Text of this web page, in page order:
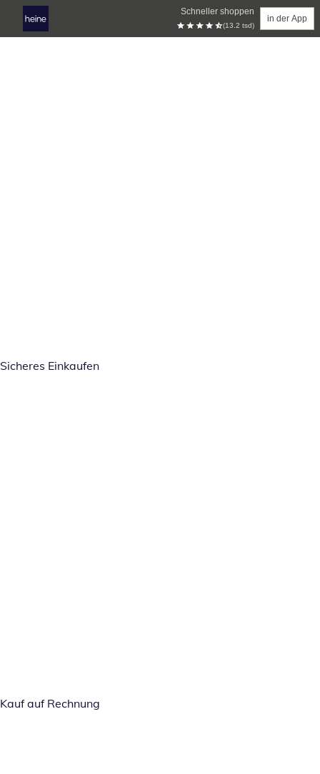
Schneller shoppen
(13.2 tsd)
in der App
Sicheres Einkaufen
Kauf auf Rechnung